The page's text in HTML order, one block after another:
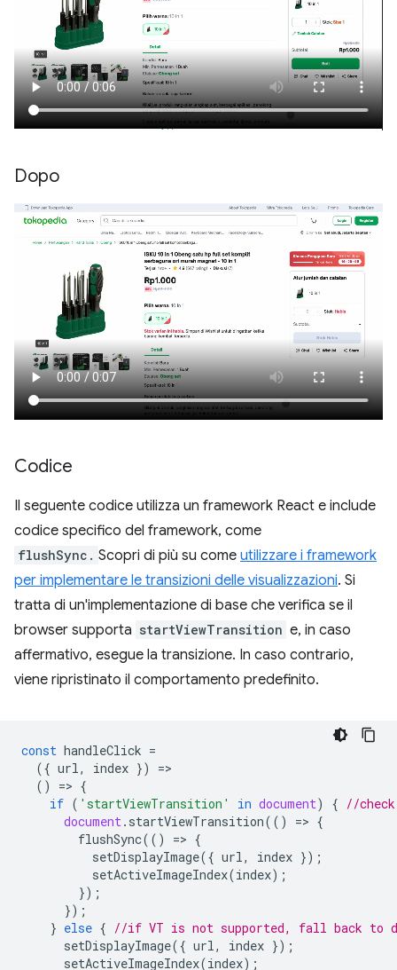
Dopo
Codice
Il seguente codice utilizza un framework React e include
codice specifico del framework, come
flushSync. Scopri di più su come utilizzare i framework
per implementare le transizioni delle visualizzazioni. Si
tratta di un'implementazione di base che verifica se il
browser supporta startViewTransition e, in caso
affermativo, esegue la transizione. In caso contrario,
viene ripristinato il comportamento predefinito.
const handleClick =
({ url, index }) =
()
=> {
if ( 'startViewTransition' in document) { //
document. startViewTransition(() => {
flushSync(() => {
setDisplayImage({ url, index });
setActiveImageIndex(index);
});
});
} else { //if VT is not supported, fall back to
setDisplayImage({ url, index });
setActiveImageIndex(index);